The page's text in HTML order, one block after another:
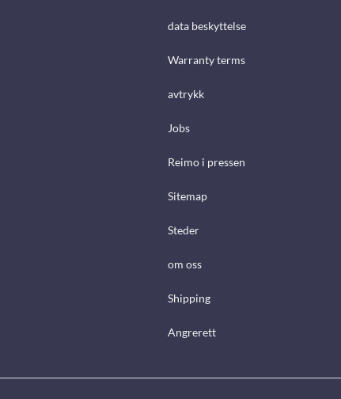
data beskyttelse
Warranty terms
avtrykk
Jobs
Reimo i pressen
Sitemap
Steder
om oss
Shipping
Angrerett